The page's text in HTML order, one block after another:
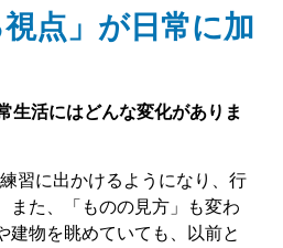
視点」が日常に加
生活にはどんな変化がありま
習に出かけるようになり、行
また、「ものの見方」も変わ
建物を眺めていても、以前と